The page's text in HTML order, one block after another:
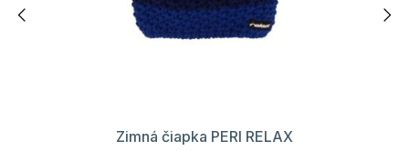
Zimná čiapka PERI RELAX